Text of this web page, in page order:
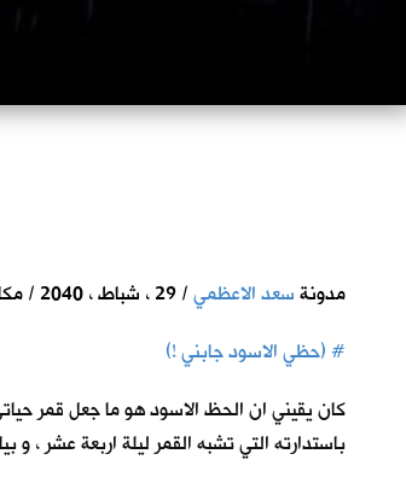
مدونةسعد الاعظمي/ 29 ، شباط ، 2040 / مكان ( غير معرف ) من ارض الرافدين
#(حظي الاسود جابني !)
كان يقيني ان الحظ الاسود هو ما جعل قمر
باستدارته التي تشبه القمر ليلة اربعة عشر ،